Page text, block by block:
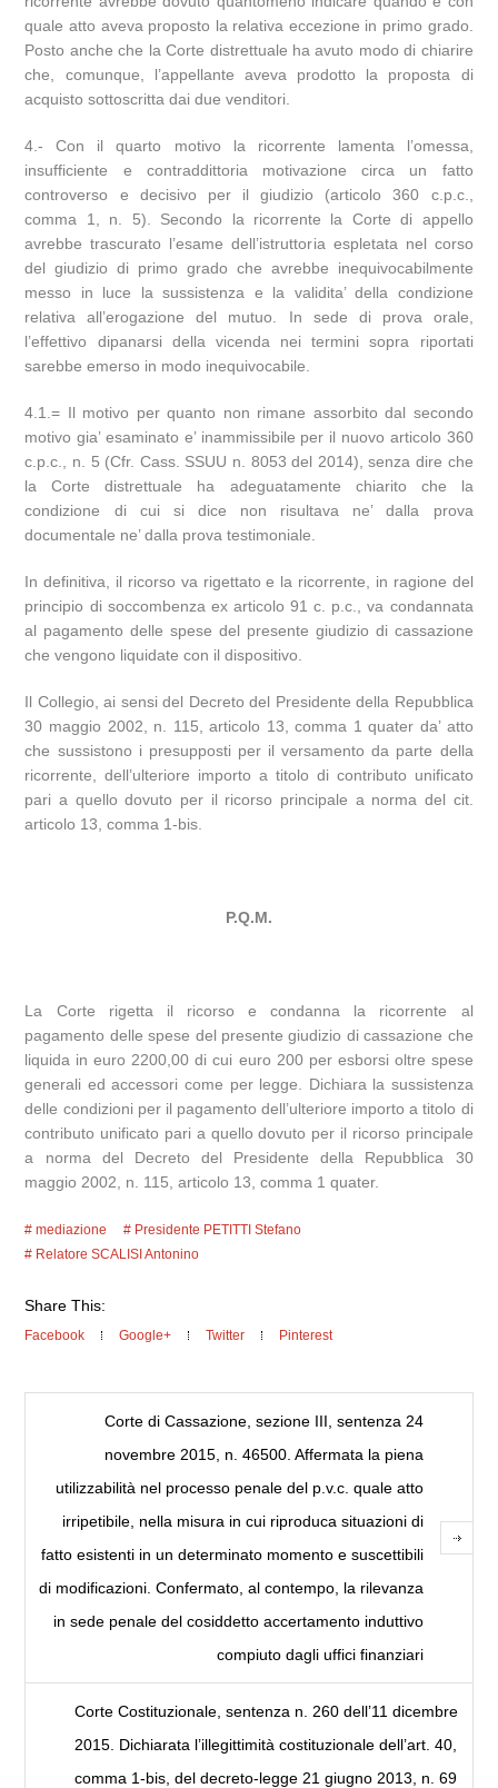
quale atto aveva proposto la relativa eccezione in primo grado.
Posto anche che la Corte distrettuale ha avuto modo di chiarire
che, comunque, l’appellante aveva prodotto la proposta di
acquisto sottoscritta dai due venditori.
4.- Con il quarto motivo la ricorrente lamenta l’omessa,
insufficiente e contraddittoria motivazione circa un fatto
controverso e decisivo per il giudizio (articolo 360 c.p.c.,
comma 1, n. 5). Secondo la ricorrente la Corte di appello
avrebbe trascurato l’esame dell’istruttoria espletata nel corso
del giudizio di primo grado che avrebbe inequivocabilmente
messo in luce la sussistenza e la validita’ della condizione
relativa all’erogazione del mutuo. In sede di prova orale,
l’effettivo dipanarsi della vicenda nei termini sopra riportati
sarebbe emerso in modo inequivocabile.
4.1.= Il motivo per quanto non rimane assorbito dal secondo
motivo gia’ esaminato e’ inammissibile per il nuovo articolo 360
c.p.c., n. 5 (Cfr. Cass. SSUU n. 8053 del 2014), senza dire che
la Corte distrettuale ha adeguatamente chiarito che la
condizione di cui si dice non risultava ne’ dalla prova
documentale ne’ dalla prova testimoniale.
In definitiva, il ricorso va rigettato e la ricorrente, in ragione del
principio di soccombenza ex articolo 91 c. p.c., va condannata
al pagamento delle spese del presente giudizio di cassazione
che vengono liquidate con il dispositivo.
Il Collegio, ai sensi del Decreto del Presidente della Repubblica
30 maggio 2002, n. 115, articolo 13, comma 1 quater da’ atto
che sussistono i presupposti per il versamento da parte della
ricorrente, dell’ulteriore importo a titolo di contributo unificato
pari a quello dovuto per il ricorso principale a norma del cit.
articolo 13, comma 1-bis.
P.Q.M.
La Corte rigetta il ricorso e condanna la ricorrente al
pagamento delle spese del presente giudizio di cassazione che
liquida in euro 2200,00 di cui euro 200 per esborsi oltre spese
generali ed accessori come per legge. Dichiara la sussistenza
delle condizioni per il pagamento dell’ulteriore importo a titolo di
contributo unificato pari a quello dovuto per il ricorso principale
a norma del Decreto del Presidente della Repubblica 30
maggio 2002, n. 115, articolo 13, comma 1 quater.
mediazione
Presidente PETITTI Stefano
Relatore SCALISI Antonino
Share This:
Facebook Google+ Twitter Pinterest
Corte di Cassazione, sezione III, sentenza 24
novembre 2015, n. 46500. Affermata la piena
utilizzabilità nel processo penale del p.v.c. quale atto
irripetibile, nella misura in cui riproduca situazioni di
fatto esistenti in un determinato momento e suscettibili
di modificazioni. Confermato, al contempo, la rilevanza
in sede penale del cosiddetto accertamento induttivo
compiuto dagli uffici finanziari
Corte Costituzionale, sentenza n. 260 dell’11 dicembre
2015. Dichiarata l’illegittimità costituzionale dell’art. 40,
comma 1-bis, del decreto-legge 21 giugno 2013, n. 69